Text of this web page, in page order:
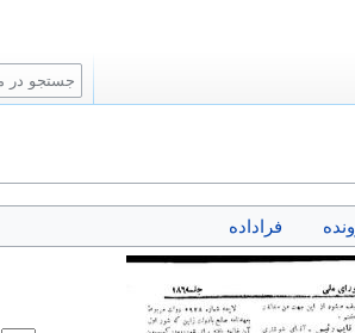
فراداده
ج
س
و